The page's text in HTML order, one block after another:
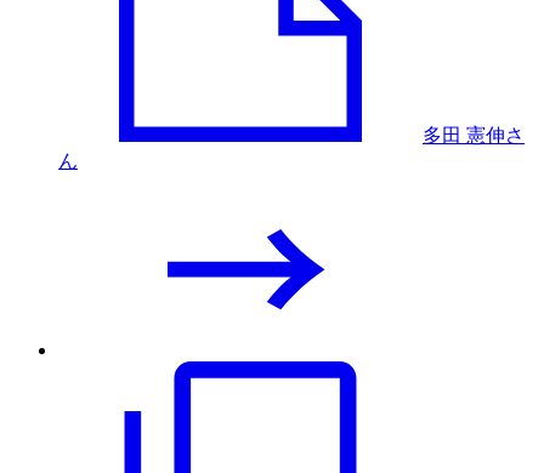
多田 憲伸さ
ん